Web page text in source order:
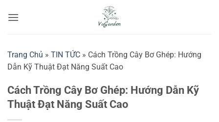
qua
Trang Chủ » TIN TỨC » Cách Trồng Cây Bơ Ghép: Hướng
Dẫn Kỹ Thuật Đạt Năng Suất Cao
Cách Trồng Cây Bơ Ghép: Hướng Dẫn Kỹ
Thuật Đạt Năng Suất Cao